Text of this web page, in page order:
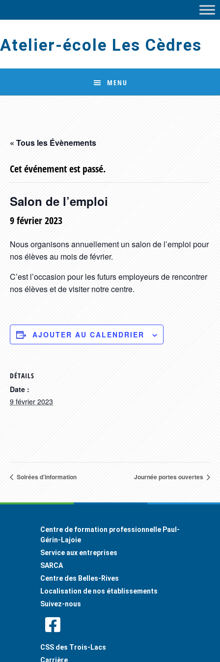
to
main
content
to
footer
Atelier-école Les Cèdres
MENU
« Tous les Évènements
Cet événement est passé.
Salon de l’emploi
9 février 2023
Nous organisons annuellement un salon de l’emploi pour
nos élèves au mois de février.
C’est l’occasion pour les futurs employeurs de rencontrer
nos élèves et de visiter notre centre.
AJOUTER AU CALENDRIER
DÉTAILS
Date :
9 février 2023
Soirées d’information Journée portes ouvertes
Footer
Centre de formation professionnelle Paul-
Gérin-Lajoie
Service aux entreprises
SARCA
Centre des Belles-Rives
Localisation de nos établissements
Suivez-nous
CSS des Trois-Lacs
Carrière